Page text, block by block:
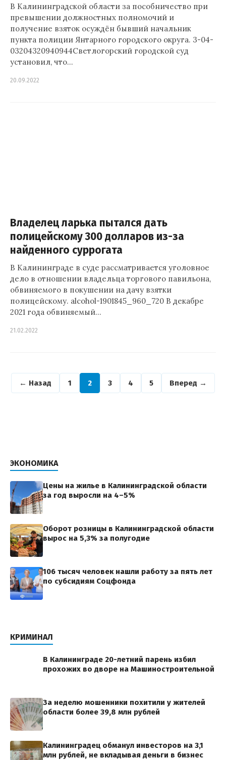
В Калининградской области за пособничество при
превышении должностных полномочий и
получение взяток осуждён бывший начальник
пункта полиции Янтарного городского округа. 3-04-
03204320940944Светлогорский городской суд
установил, что…
20.09.2022
Владелец ларька пытался дать
полицейскому 300 долларов из-за
найденного суррогата
В Калининграде в суде рассматривается уголовное
дело в отношении владельца торгового павильона,
обвиняемого в покушении на дачу взятки
полицейскому. alcohol-1901845_960_720 В декабре
2021 года обвиняемый…
21.02.2022
← Назад 1 2 3 4 5 Вперед →
ЭКОНОМИКА
Цены на жилье в Калининградской области
за год выросли на 4–5%
Оборот розницы в Калининградской области
вырос на 5,3% за полугодие
106 тысяч человек нашли работу за пять лет
по субсидиям Соцфонда
КРИМИНАЛ
В Калининграде 20-летний парень избил
прохожих во дворе на Машиностроительной
За неделю мошенники похитили у жителей
области более 39,8 млн рублей
Калининградец обманул инвесторов на 3,1
млн рублей, не вкладывая деньги в бизнес